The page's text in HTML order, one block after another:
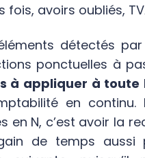
fois, avoirs oubliés,
détectés
ponctuelles à
à appliquer à
en continu.
en N, c’est avoir la
de temps aussi